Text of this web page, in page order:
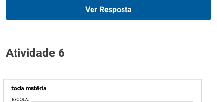
Ver Resposta
Atividade 6